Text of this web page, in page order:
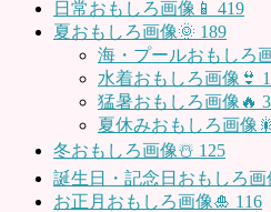
日常おもしろ画像📱 419
夏おもしろ画像🌞 189
海・プールおもしろ
水着おもしろ画像👙
猛暑おもしろ画像🔥
夏休みおもしろ画像🎇
冬おもしろ画像☃️ 125
誕生日・記念日おもしろ画
お正月おもしろ画像🎍 116